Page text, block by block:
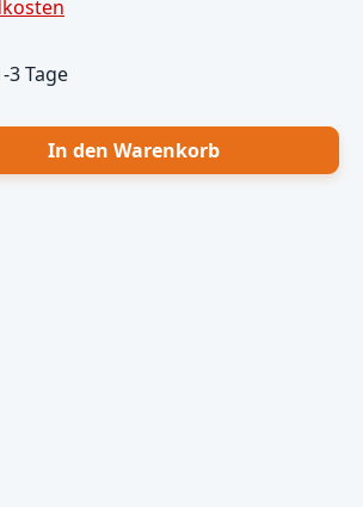
3 Tage
gewünschten Wert
In den Warenkorb